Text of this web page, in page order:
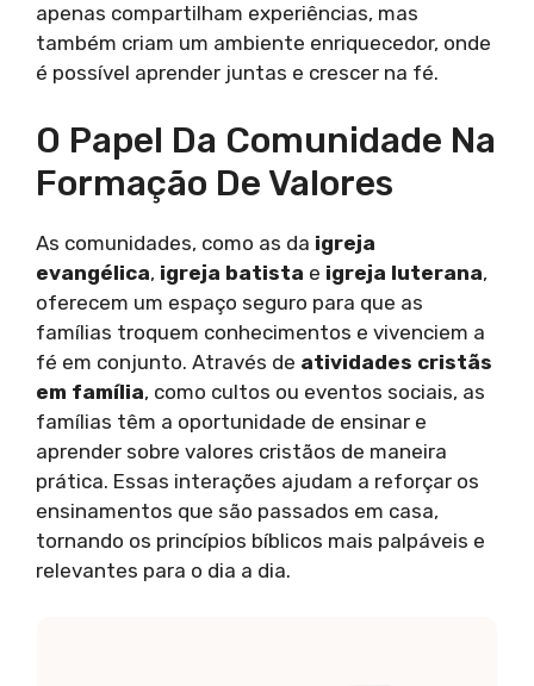
apenas compartilham experiências, mas
também criam um ambiente enriquecedor, onde
é possível aprender juntas e crescer na fé.
O Papel Da Comunidade Na
Formação De Valores
As comunidades, como as da igreja
evangélica, igreja batista e igreja luterana,
oferecem um espaço seguro para que as
famílias troquem conhecimentos e vivenciem a
fé em conjunto. Através de atividades cristãs
em família, como cultos ou eventos sociais, as
famílias têm a oportunidade de ensinar e
aprender sobre valores cristãos de maneira
prática. Essas interações ajudam a reforçar os
ensinamentos que são passados em casa,
tornando os princípios bíblicos mais palpáveis e
relevantes para o dia a dia.